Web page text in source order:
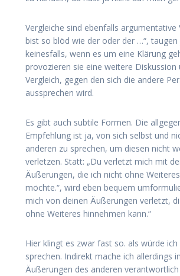
Vergleiche sind ebenfalls argumentative
bist so blöd wie der oder der …“, taugen
keinesfalls, wenn es um eine Klärung
provozieren sie eine weitere Diskussion
Vergleich, gegen den sich die andere
aussprechen wird.
Es gibt auch subtile Formen. Die
Empfehlung ist ja, von sich selbst und
anderen zu sprechen, um diesen nicht
verletzen. Statt: „Du verletzt mich mit
Äußerungen, die ich nicht ohne
möchte.“, wird eben bequem
mich von deinen Äußerungen verletzt,
ohne Weiteres hinnehmen kann.“
Hier klingt es zwar fast so. als würde
sprechen. Indirekt mache ich allerdings
Äußerungen des anderen